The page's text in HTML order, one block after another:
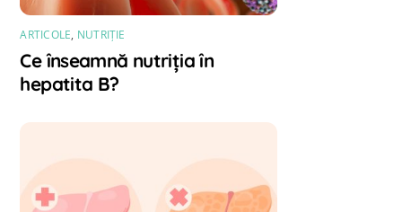
ARTICOLE, NUTRIȚIE
Ce înseamnă nutriția în
hepatita B?